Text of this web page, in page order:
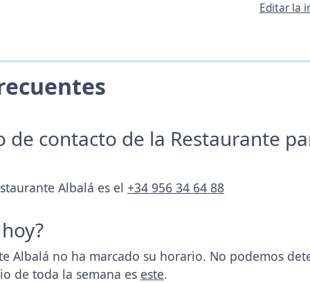
Editar la
de contacto de la Restaurante
Albalá es el +34 956 34 64 88
Albalá no ha marcado su horario. No podemos
de toda la semana es este.